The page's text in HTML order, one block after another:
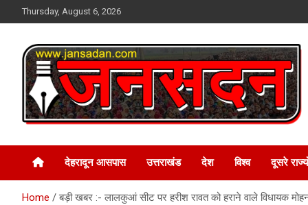
to
Thursday, August 6, 2026
Jan Sadan
देहरादून आसपास उत्तराखंड देश विश्व दूसरे
Home बड़ी खबर :- लालकुआं सीट पर हरीश रावत को हराने वाले विधायक